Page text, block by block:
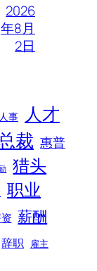
2026
年8月
2日
人事 人才
裁 惠普
猎头
职业
薪酬
辞职 雇主